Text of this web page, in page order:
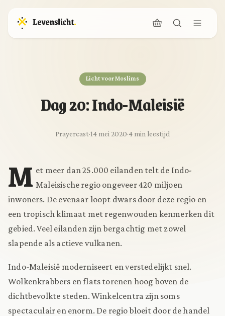
Licht voor Moslims
Dag 20: Indo-Maleisië
Prayercast·14 mei 2020·4 min leestijd
M et meer dan 25.000 eilanden telt de Indo-
Maleisische regio ongeveer 420 miljoen
inwoners. De evenaar loopt dwars door deze regio en
een tropisch klimaat met regenwouden kenmerken dit
gebied. Veel eilanden zijn bergachtig met zowel
slapende als actieve vulkanen.
Indo-Maleisië moderniseert en verstedelijkt snel.
Wolkenkrabbers en flats torenen hoog boven de
dichtbevolkte steden. Winkelcentra zijn soms
spectaculair en enorm. De regio bloeit door de handel